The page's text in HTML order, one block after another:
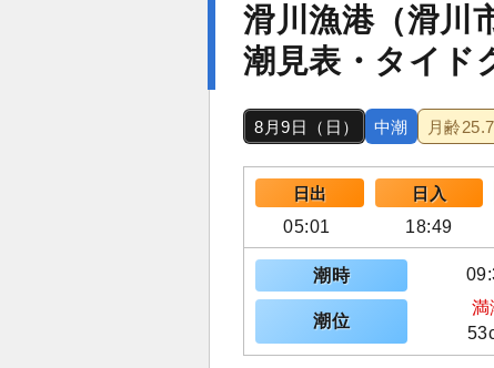
滑川漁港（滑川
潮見表・タイド
8月9日（日） 中潮 月齢25.7
日出 日入
05:01
18:49
潮時
潮位
満